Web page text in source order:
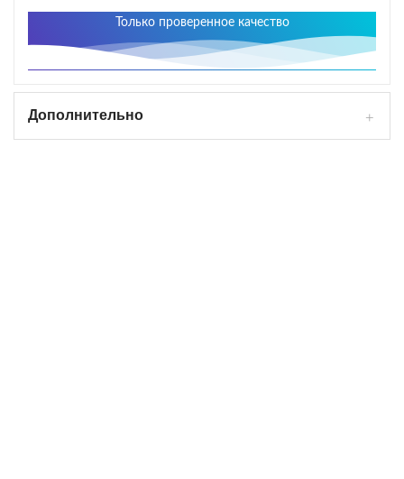
Только проверенное качество
Дополнительно